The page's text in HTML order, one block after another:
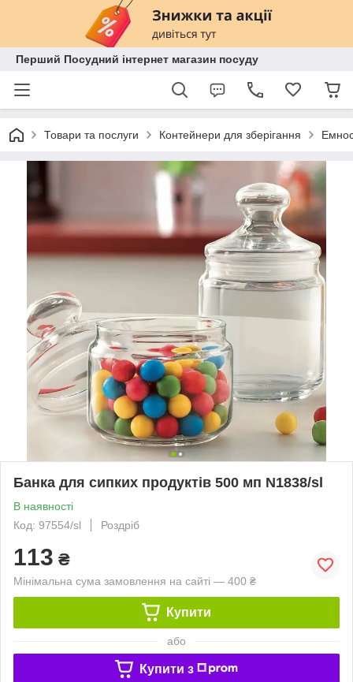
Перший Посудний інтернет магазин посуду
Товари та послуги Контейнери для зберігання
Банка для сипких продуктів 500 мп N1838/sl
В наявності
Код: 97554/sl
Роздріб
113 ₴
Мінімальна сума замовлення на сайті — 400 ₴
Купити
або
Купити з